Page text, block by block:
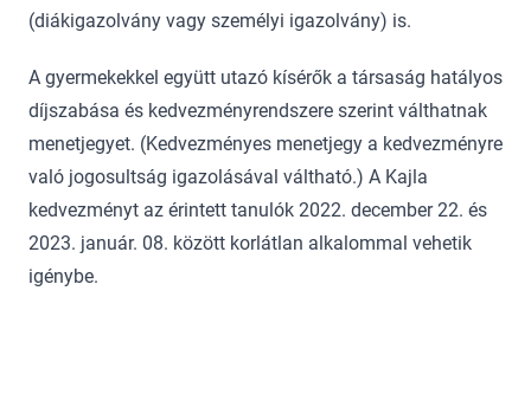
(diákigazolvány vagy személyi igazolvány) is.
A gyermekekkel együtt utazó kísérők a társaság hatályos
díjszabása és kedvezményrendszere szerint válthatnak
menetjegyet. (Kedvezményes menetjegy a kedvezményre
való jogosultság igazolásával váltható.) A Kajla
kedvezményt az érintett tanulók 2022. december 22. és
2023. január. 08. között korlátlan alkalommal vehetik
igénybe.